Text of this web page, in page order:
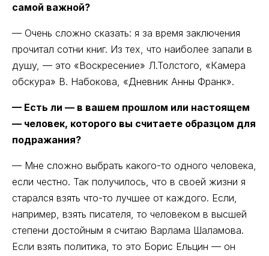
самой важной?
— Очень сложно сказать: я за время заключения
прочитал сотни книг. Из тех, что наиболее запали в
душу, — это «Воскресение» Л.Толстого, «Камера
обскура» В. Набокова, «Дневник Анны Франк».
— Есть ли — в вашем прошлом или настоящем
— человек, которого вы считаете образцом для
подражания?
— Мне сложно выбрать какого-то одного человека,
если честно. Так получилось, что в своей жизни я
старался взять что-то лучшее от каждого. Если,
например, взять писателя, то человеком в высшей
степени достойным я считаю Варлама Шаламова.
Если взять политика, то это Борис Ельцин — он